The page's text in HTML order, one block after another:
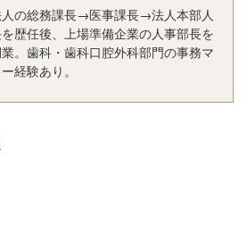
人の総務課長→医事課長→法人本部人
歴任後、上場準備企業の人事部長を
。歯科・歯科口腔外科部門の事務マ
経験あり。